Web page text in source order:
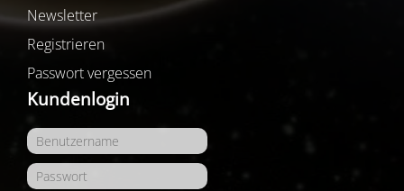
Newsletter
Registrieren
Passwort vergessen
Kundenlogin